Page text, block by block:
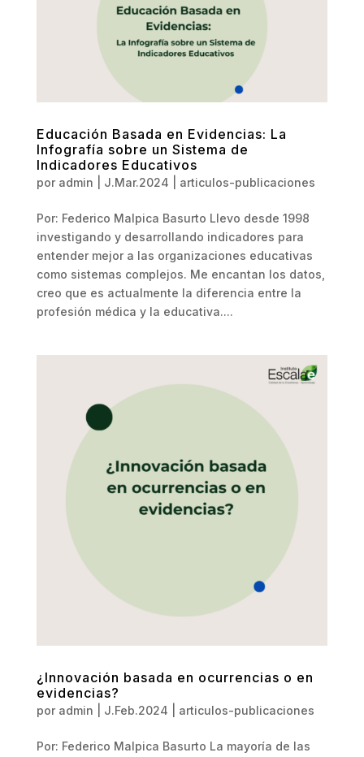
Educación Basada en Evidencias: La
Infografía sobre un Sistema de
Indicadores Educativos
por admin J.Mar.2024 articulos-publicaciones
Por: Federico Malpica Basurto Llevo desde 1998
investigando y desarrollando indicadores para
entender mejor a las organizaciones educativas
como sistemas complejos. Me encantan los datos,
creo que es actualmente la diferencia entre la
profesión médica y la educativa....
¿Innovación basada en ocurrencias o en
evidencias?
por admin J.Feb.2024 articulos-publicaciones
Por: Federico Malpica Basurto La mayoría de las